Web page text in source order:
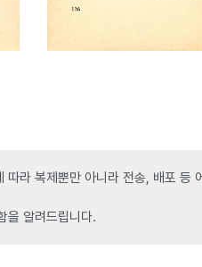
라 복제뿐만 아니라 전송, 배포 등
을 알려드립니다.